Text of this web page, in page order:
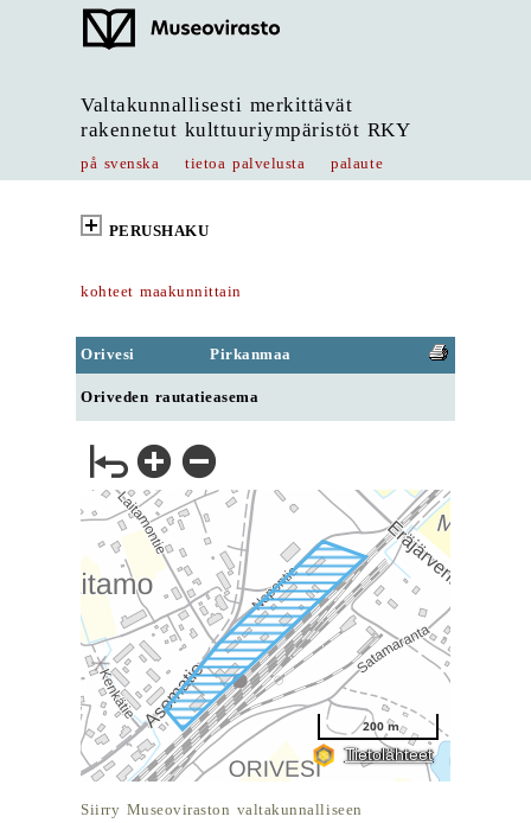
Valtakunnallisesti merkittävät
rakennetut kulttuuriympäristöt RKY
på svenska tietoa palvelusta palaute
PERUSHAKU
kohteet maakunnittain
Orivesi Pirkanmaa
Oriveden rautatieasema
Siirry Museoviraston valtakunnalliseen